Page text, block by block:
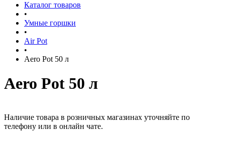
Каталог товаров
•
Умные горшки
•
Air Pot
•
Aero Pot 50 л
Aero Pot 50 л
Наличие товара в розничных магазинах уточняйте по
телефону или в онлайн чате.